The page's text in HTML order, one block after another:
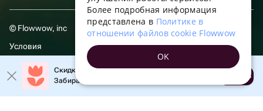
© Flowwow, inc
Условия
Обработка персональных данных
Скидка 20% на первый заказ!
Забирайте промокод в приложении!
Открыть
FRENCH
TURKISH
POLISH
Более подробная информация
представлена в Политике в
отношении файлов cookie Flowwow
OK